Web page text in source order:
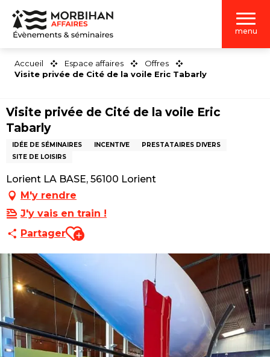
Aller
contenu
menu
Accueil Espace affaires
Offres
Visite privée de Cité de la voile Eric Tabarly
Visite privée de Cité de la voile Eric
Tabarly
IDÉE DE SÉMINAIRES INCENTIVE
PRESTATAIRES DIVERS
SITE DE LOISIRS
Lorient LA BASE, 56100 Lorient
M'y rendre
J'y vais en train !
PartagerAjouter aux favoris